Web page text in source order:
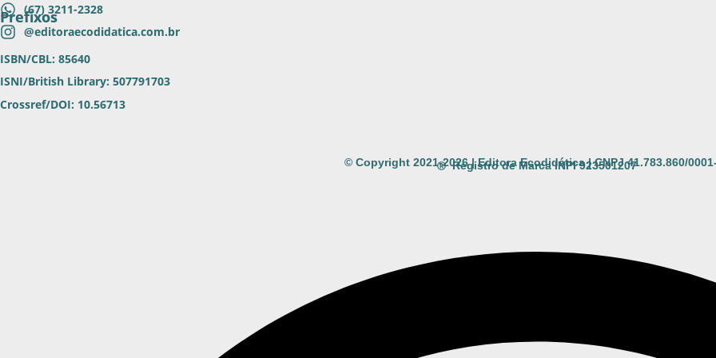
(67) 3211-2328
@editoraecodidatica.com.br
Prefixos
ISBN/CBL: 85640
ISNI/British Library: 507791703
Crossref/DOI: 10.56713
© Copyright 2021-2026 | Editora Ecodidática | CNPJ 41.783.860/
Registro de Marca INPI 923501207